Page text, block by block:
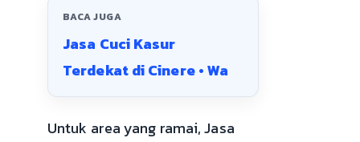
BACA JUGA
Jasa Cuci Kasur
Terdekat di Cinere • Wa
Untuk area yang ramai, Jasa